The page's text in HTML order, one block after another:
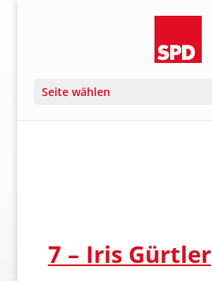
Seite wählen
7 – Iris Gürtler